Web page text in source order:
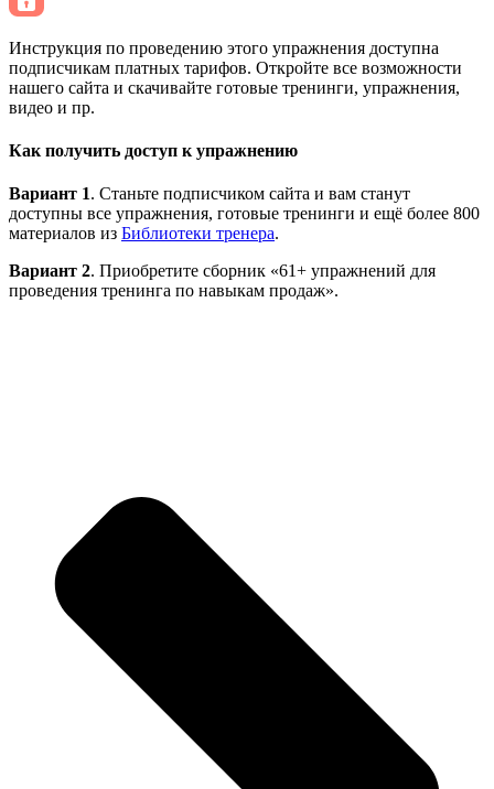
Инструкция по проведению этого упражнения доступна
подписчикам платных тарифов. Откройте все возможности
нашего сайта и скачивайте готовые тренинги, упражнения,
видео и пр.
Как получить доступ к упражнению
Вариант 1. Станьте подписчиком сайта и вам станут
доступны все упражнения, готовые тренинги и ещё более 800
материалов из Библиотеки тренера.
Вариант 2. Приобретите сборник «61+ упражнений для
проведения тренинга по навыкам продаж».